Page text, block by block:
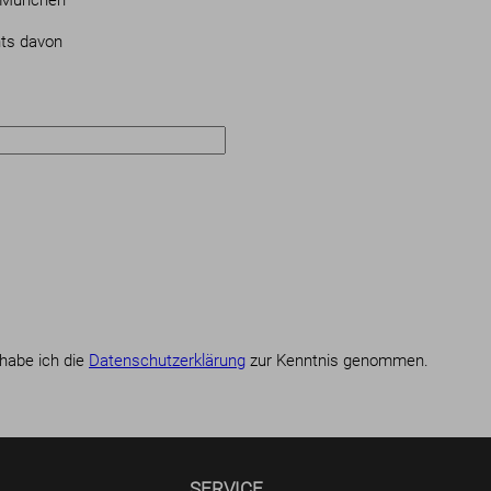
davon
ich die Datenschutzerklärung zur Kenntnis genommen.